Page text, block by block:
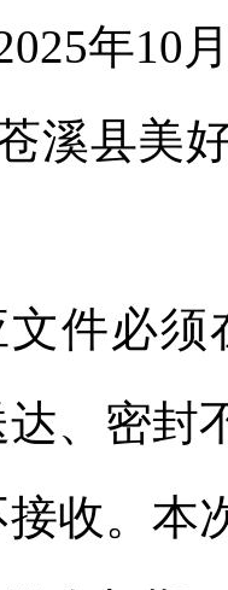
年10
溪县美
件必须
达、密封
收。本